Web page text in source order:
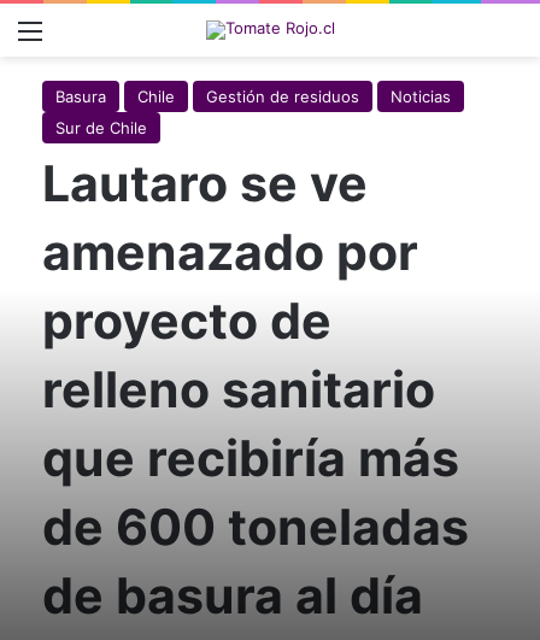
Basura Chile Gestión de residuos
Noticias
Sur de Chile
Lautaro se ve
amenazado por
proyecto de
relleno sanitario
que recibiría más
de 600 toneladas
de basura al día